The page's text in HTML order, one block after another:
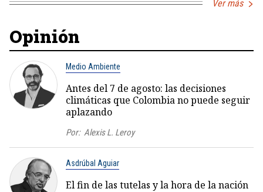
Ver más
Opinión
Medio Ambiente
Antes del 7 de agosto: las decisiones
climáticas que Colombia no puede seguir
aplazando
Por: Alexis L. Leroy
Asdrúbal Aguiar
El fin de las tutelas y la hora de la nación